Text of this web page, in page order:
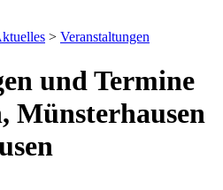
> Veranstaltungen
und Termine
Münsterhausen